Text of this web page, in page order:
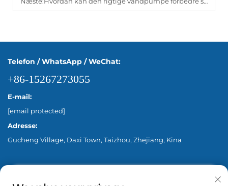
Telefon / WhatsApp / WeChat:
+86-15267273055
E-mail:
[email protected]
Adresse:
Gucheng Village, Daxi Town, Taizhou, Zhejiang, Kina